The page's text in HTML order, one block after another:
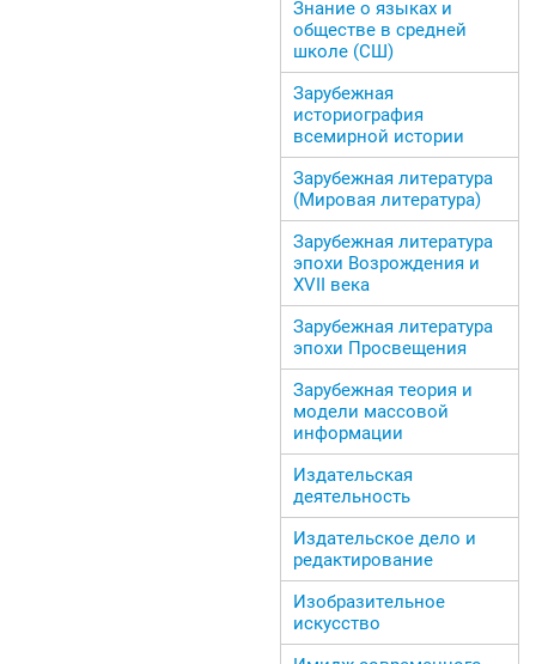
Знание о языках и
обществе в средней
школе (СШ)
Зарубежная
историография
всемирной истории
Зарубежная литература
(Мировая литература)
Зарубежная литература
эпохи Возрождения и
ХVII века
Зарубежная литература
эпохи Просвещения
Зарубежная теория и
модели массовой
информации
Издательская
деятельность
Издательское дело и
редактирование
Изобразительное
искусство